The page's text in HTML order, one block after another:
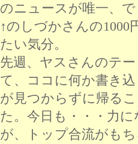
のニュースが唯一、
↑のしづかさんの1000
たい気分。
先週、ヤスさんのテ
て、ココに何か書き
が見つからずに帰る
た。今日も・・・力
が、トップ合流がも